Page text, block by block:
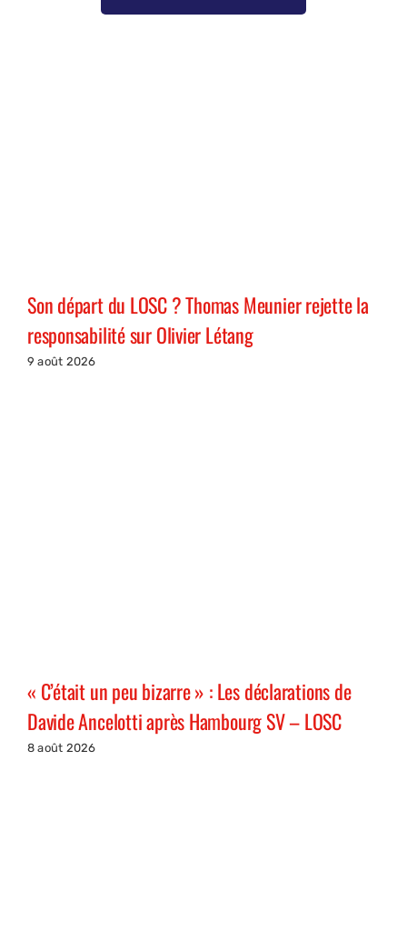
Son départ du LOSC ? Thomas Meunier rejette la
responsabilité sur Olivier Létang
9 août 2026
« C’était un peu bizarre » : Les déclarations de
Davide Ancelotti après Hambourg SV – LOSC
8 août 2026